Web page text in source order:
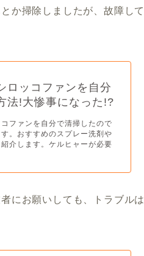
か掃除しましたが、故障して
ロッコファンを自分
法!大惨事になった!?
ファンを自分で清掃したので
。おすすめのスプレー洗剤や
介します。ケルヒャーが必要
にお願いしても、トラブルは